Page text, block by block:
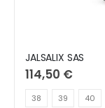
JALSALIX SAS
114,50 €
38 39 40